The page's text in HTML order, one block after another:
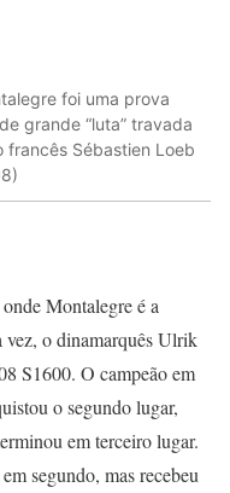
foi uma prova
grande “luta” travada
francês Sébastien Loeb
Montalegre é a
vez, o dinamarquês Ulrik
S1600. O campeão em
o segundo lugar,
em terceiro lugar.
segundo, mas recebeu